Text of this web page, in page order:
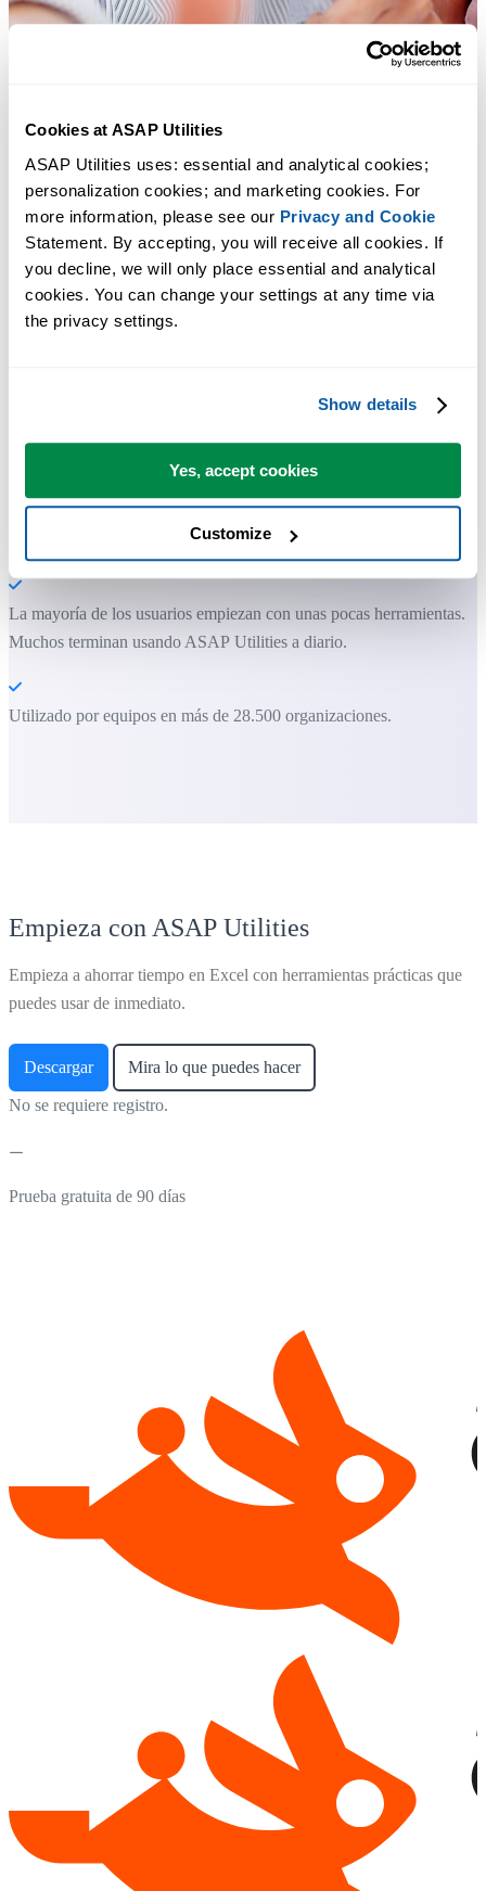
Cookies at ASAP Utilities
ASAP Utilities uses: essential and analytical cookies;
personalization cookies; and marketing cookies. For
more information, please see our Privacy and Cookie
Statement. By accepting, you will receive all cookies. If
you decline, we will only place essential and analytical
cookies. You can change your settings at any time via
the privacy settings.
Show details
Yes, accept cookies
Customize
por sí solo no puede hacer.
Puede empezar de inmediato. No se necesita formación.
La mayoría de los usuarios empiezan con unas pocas herramientas.
Muchos terminan usando ASAP Utilities a diario.
Utilizado por equipos en más de 28.500 organizaciones.
Empieza con ASAP Utilities
Empieza a ahorrar tiempo en Excel con herramientas prácticas que
puedes usar de inmediato.
Descargar Mira lo que puedes hacer
No se requiere registro.
Prueba gratuita de 90 días